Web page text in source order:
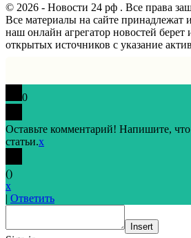
© 2026 - Новости 24 рф . Все права
Все материалы на сайте принадлежат
наш онлайн агрегатор новостей
открытых источников с указание
0
Оставьте комментарий! Напишите,
статьи.x
()
x
| Ответить
Insert